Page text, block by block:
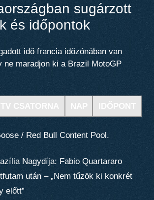
sugárzott
és időpontok
idő francia időzónában van
ne maradjon ki a Brazil MotoGP
TV CSATORNA NAP IDŐPONT
/ Red Bull Content Pool.
Nagydíja: Fabio Quartararo
után – „Nem tűzök ki konkrét
előtt”